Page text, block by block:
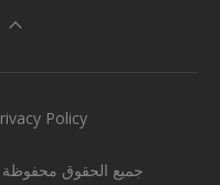
© 2014–2026 Convertio ltd. جميع الحقوق محفوظة
Policy